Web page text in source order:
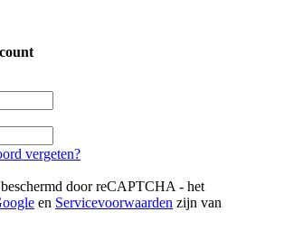
vergeten?
door reCAPTCHA - het
en Servicevoorwaarden zijn van